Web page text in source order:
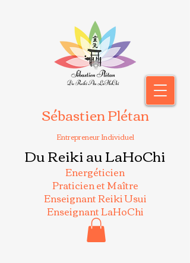
Sébastien Plétan
Entrepreneur Individuel
Du Reiki au LaHoChi
Energéticien
Praticien et Maître
Enseignant Reiki Usui
Enseignant LaHoChi